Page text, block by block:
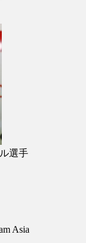
選手
Asia